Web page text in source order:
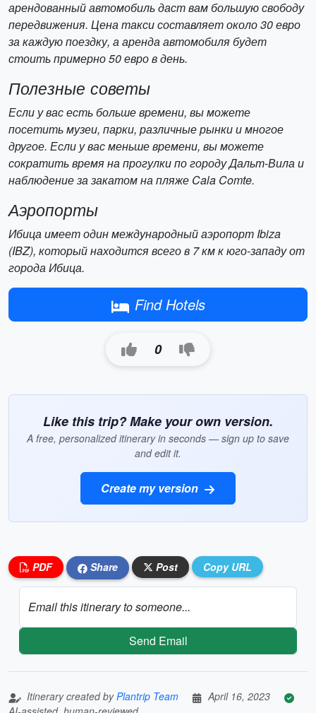
арендованный автомобиль даст вам большую свободу
передвижения. Цена такси составляет около 30 евро
за каждую поездку, а аренда автомобиля будет
стоить примерно 50 евро в день.
Полезные советы
Если у вас есть больше времени, вы можете
посетить музеи, парки, различные рынки и многое
другое. Если у вас меньше времени, вы можете
сократить время на прогулки по городу Дальт-Вила и
наблюдение за закатом на пляже Cala Comte.
Аэропорты
Ибица имеет один международный аэропорт Ibiza
(IBZ), который находится всего в 7 км к юго-западу от
города Ибица.
Find Hotels
0
Like this trip? Make your own version.
A free, personalized itinerary in seconds — sign up to save
and edit it.
Create my version
PDF Share Post Copy URL
Email this itinerary to someone...
Send Email
Itinerary created byPlantrip Team
April 16, 2023